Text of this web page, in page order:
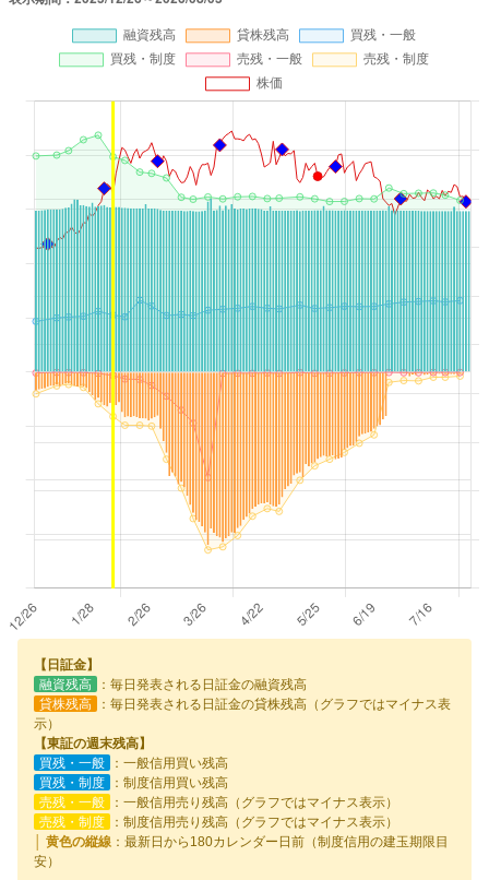
【日証金】
融資残高
：毎日発表される日証金の融資残高
貸株残高
：毎日発表される日証金の貸株残高（グラフではマイナス表
示）
【東証の週末残高】
買残・一般
：一般信用買い残高
買残・制度
：制度信用買い残高
売残・一般
：一般信用売り残高（グラフではマイナス表示）
売残・制度
：制度信用売り残高（グラフではマイナス表示）
│ 黄色の縦線 ：最新日から180カレンダー日前（制度信用の建玉期限目
安）